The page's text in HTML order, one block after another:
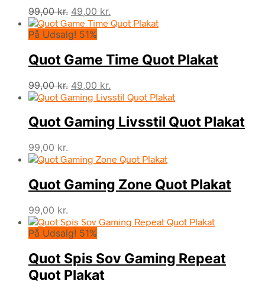
99,00kr. Den
oprindelige
pris
99,00 kr..
49,00 kr.
aktuelle
49,00 kr..
På Udsalg! 51%
Quot Game Time Quot Plakat
99,00kr. Den
oprindelige
var:
99,00 kr..
49,00 kr.
aktuelle
er:
49,00 kr..
Quot Gaming Livsstil Quot Plakat
99,00 kr.
Quot Gaming Zone Quot Plakat
99,00 kr.
På Udsalg! 51%
Quot Spis Sov Gaming Repeat
Quot Plakat